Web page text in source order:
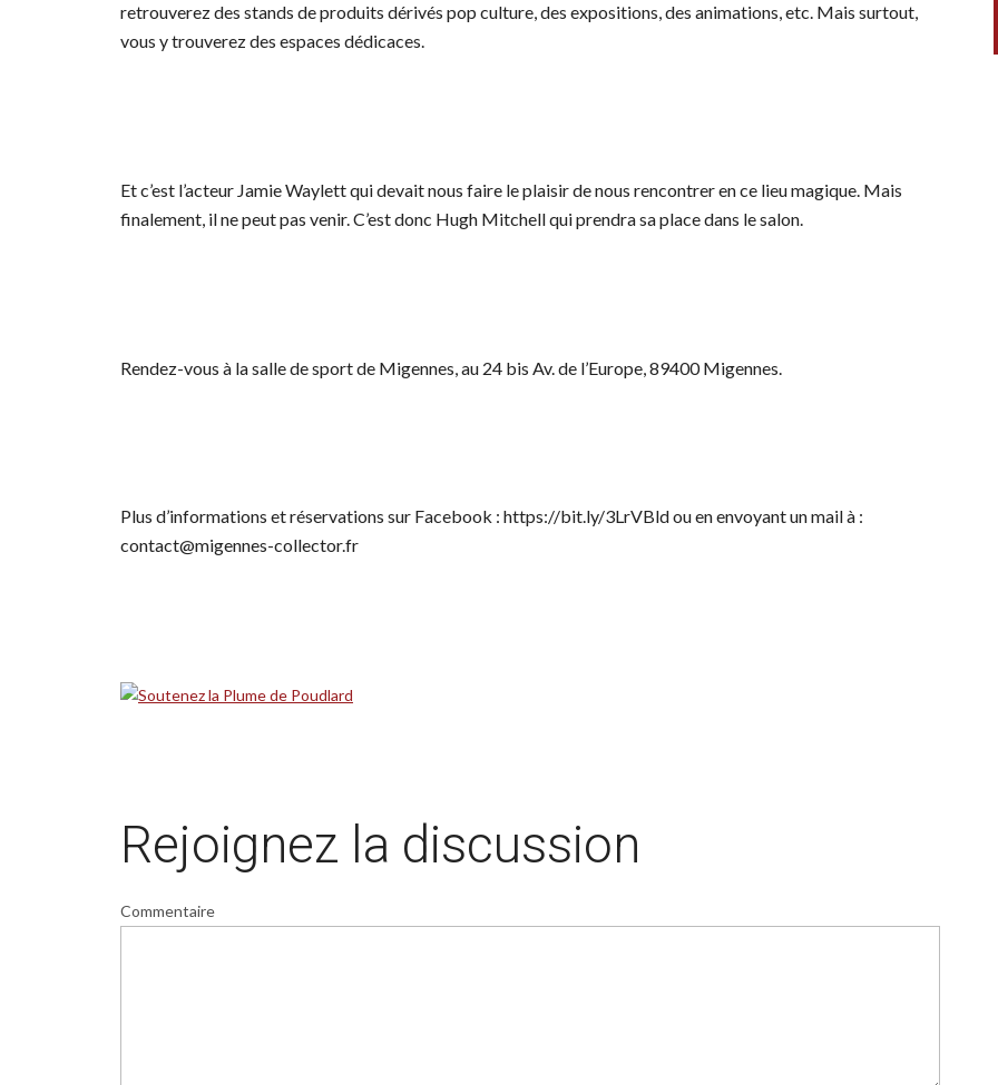
retrouverez des stands de produits dérivés pop culture, des expositions, des animations, etc. Mais surtout,
vous y trouverez des espaces dédicaces.
Et c’est l’acteur Jamie Waylett qui devait nous faire le plaisir de nous rencontrer en ce lieu magique. Mais
finalement, il ne peut pas venir. C’est donc Hugh Mitchell qui prendra sa place dans le salon.
Rendez-vous à la salle de sport de Migennes, au 24 bis Av. de l’Europe, 89400 Migennes.
Plus d’informations et réservations sur Facebook : https://bit.ly/3LrVBld ou en envoyant un mail à :
contact@migennes-collector.fr
Rejoignez la discussion
Commentaire